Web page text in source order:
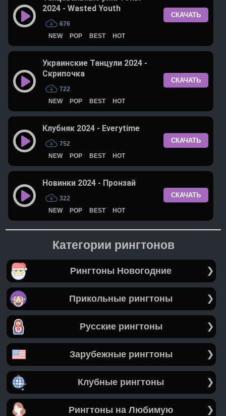
2024 - Wasted Youth
676
NEW
POP BEST HOT
СКАЧАТЬ
Украинские Танцули 2024 -
Скрипочка
722
NEW
POP BEST HOT
СКАЧАТЬ
Клубняк 2024 - Everytime
752
NEW
POP BEST HOT
СКАЧАТЬ
Новинки 2024 - Пронзай
322
NEW
POP BEST HOT
СКАЧАТЬ
Категории рингтонов
Рингтоны Новогодние
Прикольные рингтоны
Русские рингтоны
Зарубежные рингтоны
Клубные рингтоны
Рингтоны на Любимую